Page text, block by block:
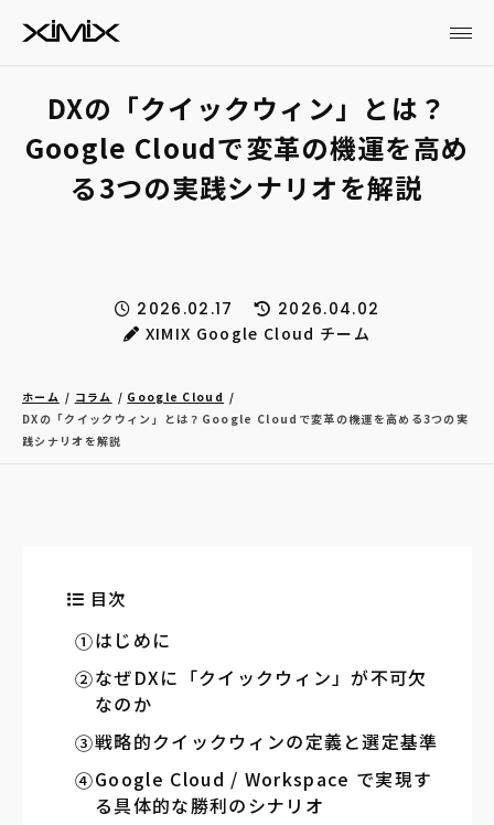
DXの「クイックウィン」とは？
Google Cloudで変革の機運を高め
る3つの実践シナリオを解説
2026.02.17
2026.04.02
XIMIX Google Cloud チーム
ホーム コラム
Google Cloud
DXの「クイックウィン」とは？Google Cloudで変革の機運を高める3つの実
践シナリオを解説
目次
はじめに
なぜDXに「クイックウィン」が不可欠
なのか
戦略的クイックウィンの定義と選定基準
Google Cloud / Workspace で実現す
る具体的な勝利のシナリオ